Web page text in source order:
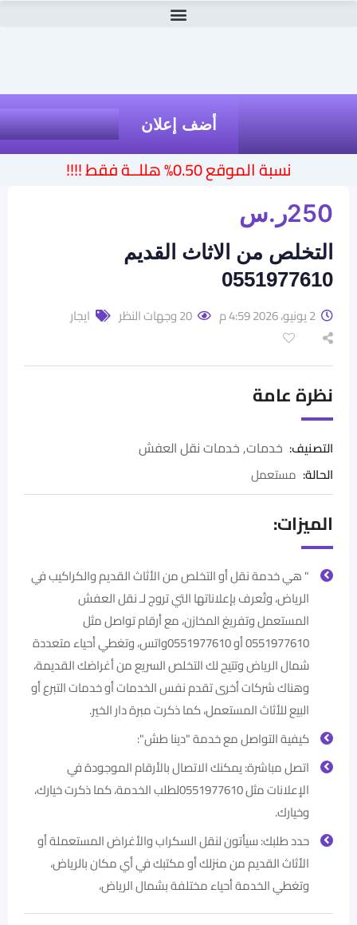
أضف إعلان
نسبة الموقع 0.50% هللــة فقط !!!!
250ر.س
التخلص من الاثاث القديم
0551977610
2 يونيو، 2026 4:59 م 20 وجهات النظر ايجار
نظرة عامة
التصنيف: خدمات,خدمات نقل العفش
الحالة: مستعمل
الميزات:
" هي خدمة نقل أو التخلص من الأثاث القديم والكراكيب في
الرياض، وتُعرف بإعلاناتها التي تروج لـ نقل العفش
المستعمل وتفريغ المخازن، مع أرقام تواصل مثل
0551977610 أو 0551977610واتس، وتغطي أحياء متعددة
شمال الرياض وتتيح لك التخلص السريع من أغراضك القديمة،
وهناك شركات أخرى تقدم نفس الخدمات أو خدمات التبرع أو
البيع للأثاث المستعمل، كما ذكرت مبرة دار الخير.
كيفية التواصل مع خدمة "دينا طش":
اتصل مباشرة: يمكنك الاتصال بالأرقام الموجودة في
الإعلانات مثل 0551977610لطلب الخدمة، كما ذكرت خيارك،
وخيارك.
حدد طلبك: سيأتون لنقل السكراب والأغراض المستعملة أو
الأثاث القديم من منزلك أو مكتبك في أي مكان بالرياض،
وتغطي الخدمة أحياء مختلفة بشمال الرياض،